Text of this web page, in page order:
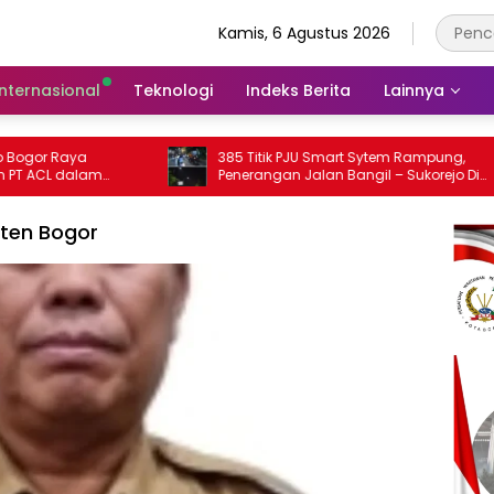
Kamis, 6 Agustus 2026
Teknologi Indeks Berita Lainnya
385 Titik PJU Smart Sytem Rampung,
Penerangan Jalan Bangil – Sukorejo Di
Rasakan Masyarakat.
Sita
Bogor